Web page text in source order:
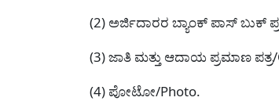
(2) ಅರ್ಜಿದಾರರ ಬ್ಯಾಂಕ್ ಪಾಸ್ ಬುಕ್
(3) ಜಾತಿ ಮತ್ತು ಆದಾಯ ಪ್ರಮಾಣ
(4) ಪೋಟೋ/Photo.